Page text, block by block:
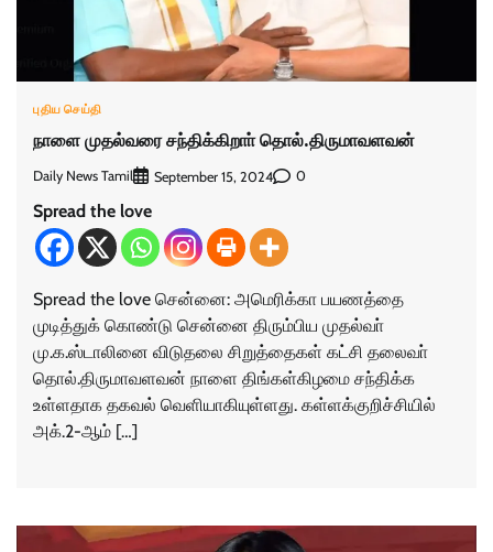
புதிய செய்தி
நாளை முதல்வரை சந்திக்கிறாா் தொல்.திருமாவளவன்
Daily News Tamil September 15, 2024 0
Spread the love
Spread the love சென்னை: அமெரிக்கா பயணத்தை
முடித்துக் கொண்டு சென்னை திரும்பிய முதல்வா்
மு.க.ஸ்டாலினை விடுதலை சிறுத்தைகள் கட்சி தலைவா்
தொல்.திருமாவளவன் நாளை திங்கள்கிழமை சந்திக்க
உள்ளதாக தகவல் வெளியாகியுள்ளது. கள்ளக்குறிச்சியில்
அக்.2-ஆம் […]